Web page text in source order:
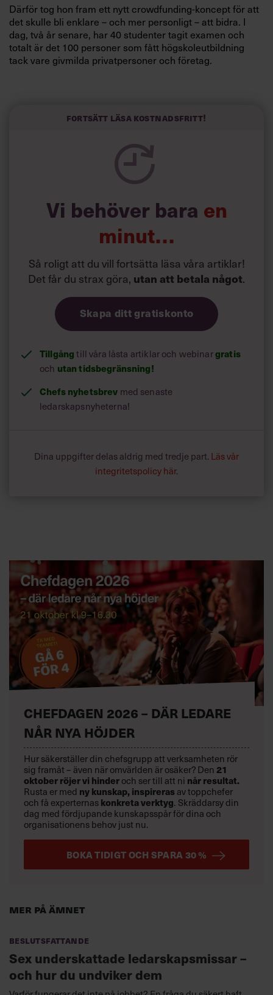
Därför tog hon fram ett nytt crowdfunding-koncept för att
det skulle bli enklare – och mer personligt – att bidra. I
dag, två år senare, har 40 studenter tagit examen och
totalt är det 100 personer som fått högskoleutbildning
tack vare givmilda privatpersoner och företag.
styrelseordförande i Help to Help, för sitt hårda arbete.
Europas mest ansvarsfulla ledare kommer Cronqvist på
tredje plats. Ett glädjebesked som Tidningen Chef fick
överrumplande. Men det är fantastiskt ärofyllt. Ibland när
man jobbar inne på kammaren är man rädd för att inte nå
Fortsätt läsa kostnadsfritt!
Vi behöver bara en
minut…
Så roligt att du vill fortsätta läsa våra artiklar!
Det får du strax göra, utan att betala något.
Skapa ditt gratiskonto
Tillgång till våra låsta artiklar och webinargratis
och utan tidsbegränsning!
Chefs nyhetsbrev med senaste
ledarskapsnyheterna!
Dina uppgifter delas aldrig med tredje part. Läs vår
integritetspolicy här.
Mer på ämnet
Beslutsfattande
Sex underskattade ledarskapsmissar –
och hur du undviker dem
CHEFDAGEN 2026 – DÄR LEDARE
NÅR NYA HÖJDER
Hur säkerställer din chefsgrupp att verksamheten rör
sig framåt – även när omvärlden är osäker? Den 21
oktoberröjer vi hinder och ser till att ni når resultat.
Rusta er med ny kunskap, inspirerasav toppchefer
och få experternas konkreta verktyg. Skräddarsy din
dag med fördjupande kunskapsspår för dina och
organisationens behov just nu.
BOKA TIDIGT OCH SPARA 30 %